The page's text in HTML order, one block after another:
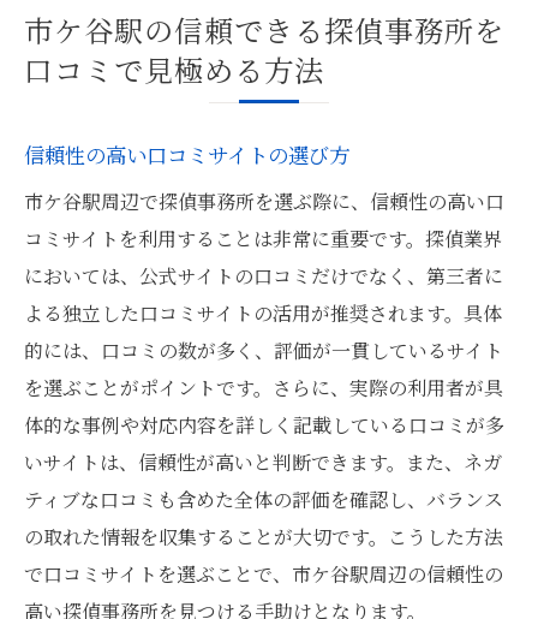
市ケ谷駅の信頼できる探偵事務所を
口コミで見極める方法
信頼性の高い口コミサイトの選び方
市ケ谷駅周辺で探偵事務所を選ぶ際に、信頼性の高い口
コミサイトを利用することは非常に重要です。探偵業界
においては、公式サイトの口コミだけでなく、第三者に
よる独立した口コミサイトの活用が推奨されます。具体
的には、口コミの数が多く、評価が一貫しているサイト
を選ぶことがポイントです。さらに、実際の利用者が具
体的な事例や対応内容を詳しく記載している口コミが多
いサイトは、信頼性が高いと判断できます。また、ネガ
ティブな口コミも含めた全体の評価を確認し、バランス
の取れた情報を収集することが大切です。こうした方法
で口コミサイトを選ぶことで、市ケ谷駅周辺の信頼性の
高い探偵事務所を見つける手助けとなります。